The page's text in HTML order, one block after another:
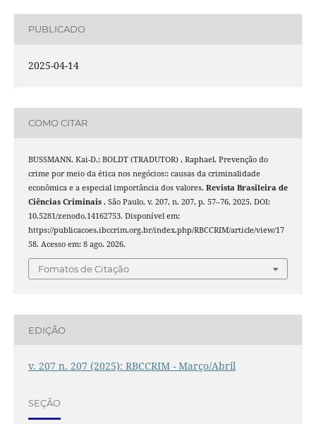
PUBLICADO
2025-04-14
COMO CITAR
BUSSMANN, Kai-D.; BOLDT (TRADUTOR) , Raphael. Prevenção do
crime por meio da ética nos negócios:: causas da criminalidade
econômica e a especial importância dos valores. Revista Brasileira de
Ciências Criminais , São Paulo, v. 207, n. 207, p. 57–76, 2025. DOI:
10.5281/zenodo.14162753. Disponível em:
https://publicacoes.ibccrim.org.br/index.php/RBCCRIM/article/view/17
58. Acesso em: 8 ago. 2026.
Fomatos de Citação
EDIÇÃO
v. 207 n. 207 (2025): RBCCRIM - Março/Abril
SEÇÃO